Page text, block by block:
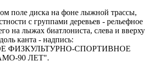
поле диска на фоне лыжной трассы,
с группами деревьев - рельефное
на лыжах биатлониста, слева и вверху
канта - надпись:
ФИЗКУЛЬТУРНО-СПОРТИВНОЕ
90 ЛЕТ".